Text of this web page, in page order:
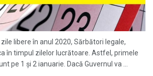
libere în anul 2020, Sărbători legale,
în timpul zilelor lucrătoare. Astfel, primele
pe 1 și 2 ianuarie. Dacă Guvernul va ...